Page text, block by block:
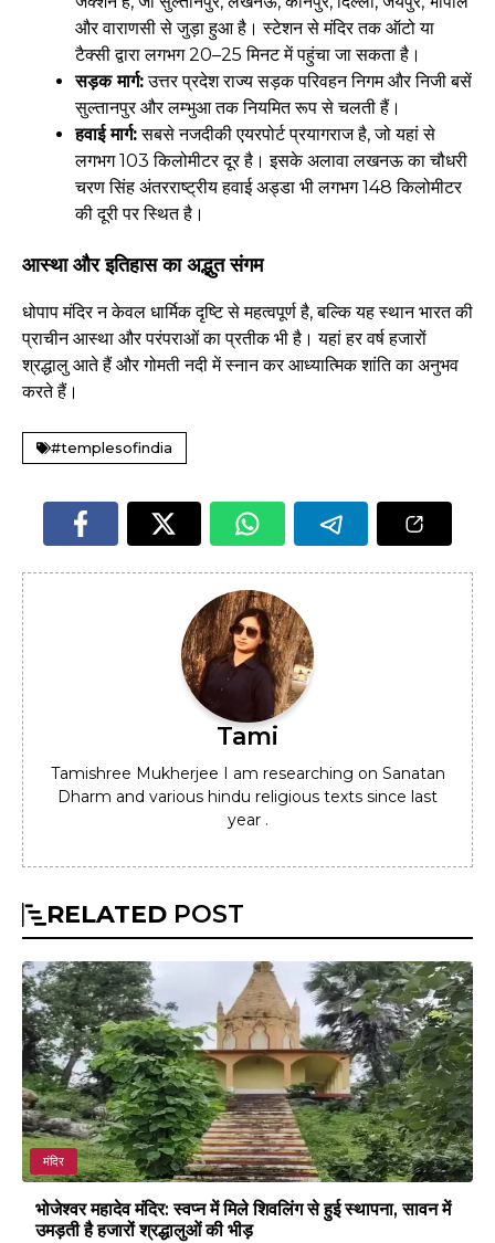
और वाराणसी से जुड़ा हुआ है। स्टेशन से मंदिर तक ऑटो या
टैक्सी द्वारा लगभग 20–25 मिनट में पहुंचा जा सकता है।
सड़क मार्ग:उत्तर प्रदेश राज्य सड़क परिवहन निगम और निजी बसें
सुल्तानपुर और लम्भुआ तक नियमित रूप से चलती हैं।
हवाई मार्ग:सबसे नजदीकी एयरपोर्ट प्रयागराज है, जो यहां से
लगभग 103 किलोमीटर दूर है। इसके अलावा लखनऊ का चौधरी
चरण सिंह अंतरराष्ट्रीय हवाई अड्डा भी लगभग 148 किलोमीटर
की दूरी पर स्थित है।
आस्था और इतिहास का अद्भुत संगम
धोपाप मंदिर न केवल धार्मिक दृष्टि से महत्वपूर्ण है, बल्कि यह स्थान भारत की
प्राचीन आस्था और परंपराओं का प्रतीक भी है। यहां हर वर्ष हजारों
श्रद्धालु आते हैं और गोमती नदी में स्नान कर आध्यात्मिक शांति का अनुभव
करते हैं।
#templesofindia
Tami
Tamishree Mukherjee I am researching on Sanatan
Dharm and various hindu religious texts since last
year .
RELATED POST
मंदिर
भोजेश्वर महादेव मंदिर: स्वप्न में मिले शिवलिंग से हुई स्थापना, सावन में
उमड़ती है हजारों श्रद्धालुओं की भीड़